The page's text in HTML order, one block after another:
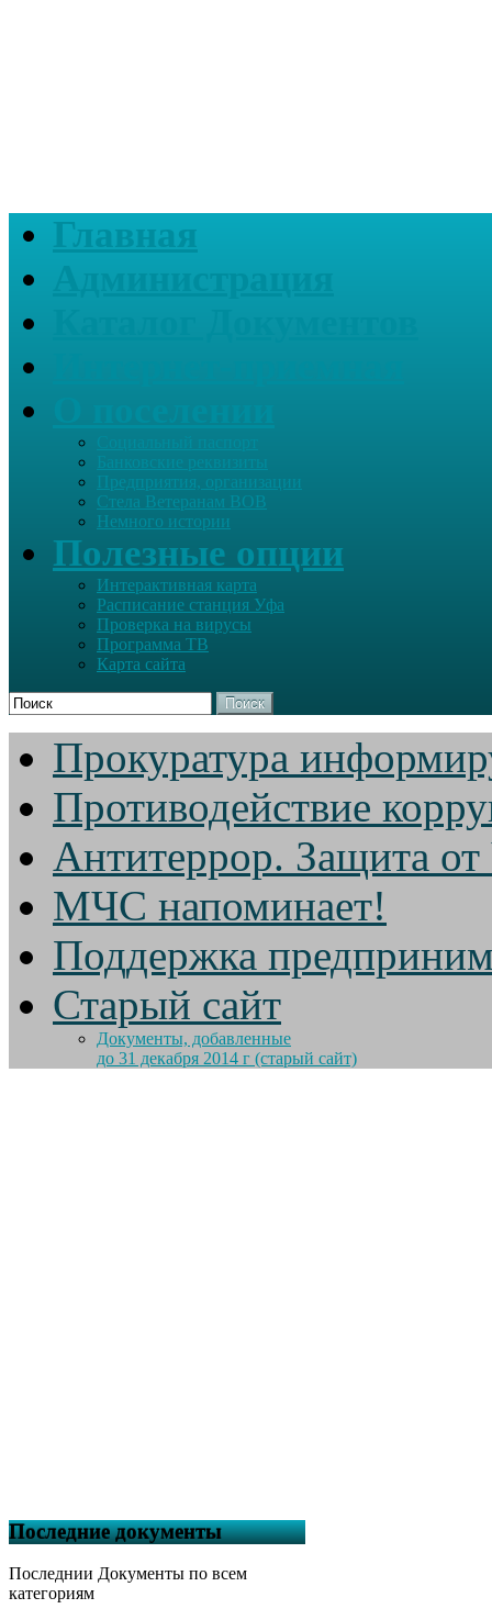
Главная
Банковские реквизиты
Предприятия, организации
Стела Ветеранам ВОВ
Немного истории
Полезные опции
Интерактивная карта
Расписание станция Уфа
Проверка на вирусы
Программа ТВ
Карта сайта
Поиск
Прокуратура
Противодействие
Антитеррор. Защита
МЧС напоминает!
Поддержка
Старый сайт
Документы, добавленные
до 31 декабря 2014 г (старый сайт)
Последние документы
Последнии Документы по всем
категориям